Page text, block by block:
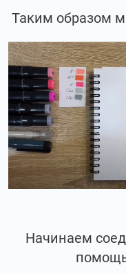
Таким образом
Начинаем